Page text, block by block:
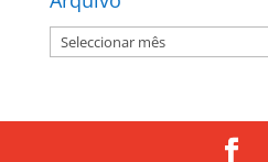
Arquivo